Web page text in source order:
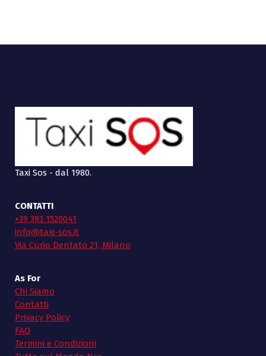
Taxi Sos - dal 1980.
CONTATTI
+39 393 1520041
info@taxi-sos.it
Via Curio Dentato 21, Milano
As For
Chi Siamo
Contatti
Privacy Policy
FAQ
Termini e Condizioni